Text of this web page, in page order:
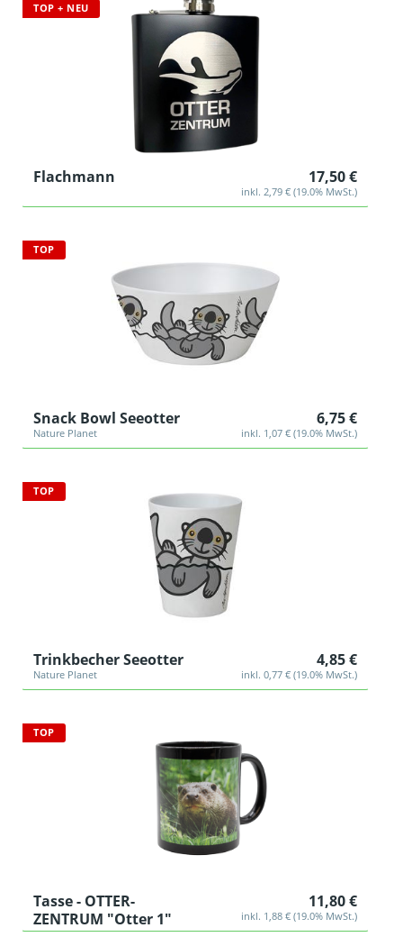
TOP + NEU
Flachmann 17,50 €
inkl. 2,79 € (19.0% MwSt.)
TOP
Snack Bowl Seeotter
Nature Planet
6,75 €
inkl. 1,07 € (19.0% MwSt.)
TOP
Trinkbecher Seeotter
Nature Planet
4,85 €
inkl. 0,77 € (19.0% MwSt.)
TOP
Tasse - OTTER-
ZENTRUM "Otter 1"
11,80 €
inkl. 1,88 € (19.0% MwSt.)